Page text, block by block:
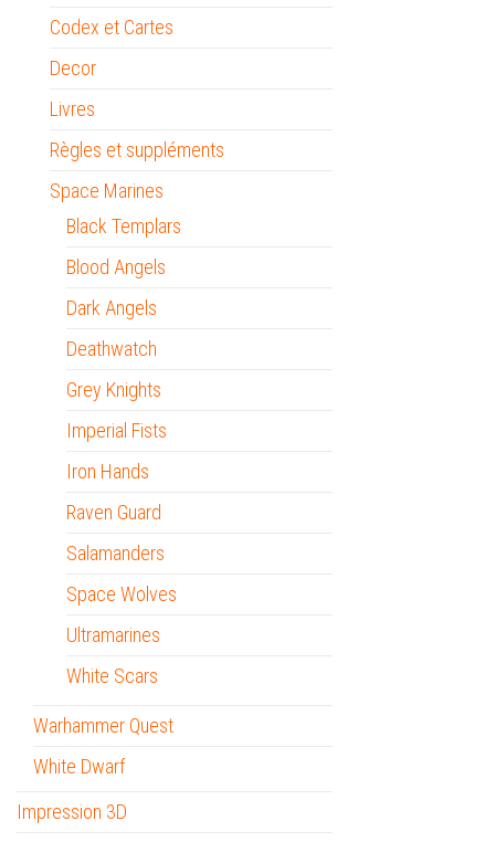
Codex et Cartes
Decor
Livres
Règles et suppléments
Space Marines
Black Templars
Blood Angels
Dark Angels
Deathwatch
Grey Knights
Imperial Fists
Iron Hands
Raven Guard
Salamanders
Space Wolves
Ultramarines
White Scars
Warhammer Quest
White Dwarf
Impression 3D